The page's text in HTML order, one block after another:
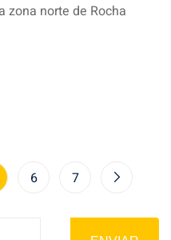
zona norte de Rocha
6 7